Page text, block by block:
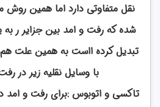
نقل متفاوتی دارد اما همین روش
شده که رفت و امد بین جزایر ر به
تبدیل کرده ااست به همین علت
با وسایل نقلیه زیر در
تاکسی و اتوبوس :برای رفت و امد